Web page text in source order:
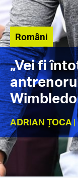
Români
„Vei fi
ADRIAN ȚOCA